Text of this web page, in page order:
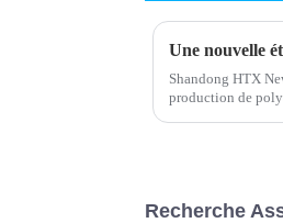
Shandong HTX
production de
Recherche